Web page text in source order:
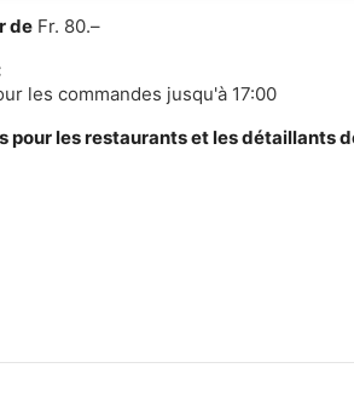
de Fr. 80.–
les commandes jusqu'à 17:00
pour les restaurants et les détaillants